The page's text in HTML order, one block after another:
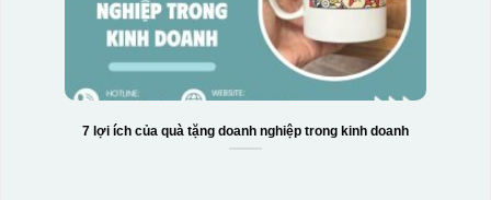
7 lợi ích của quà tặng doanh nghiệp trong kinh doanh